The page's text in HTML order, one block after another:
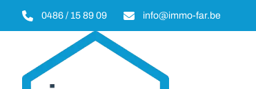
Aller au contenu principal
0486 / 15 89 09 info@immo-far.be